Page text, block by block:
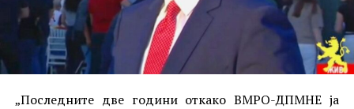
„Последните две години откако ВМРО-ДПМНЕ ја